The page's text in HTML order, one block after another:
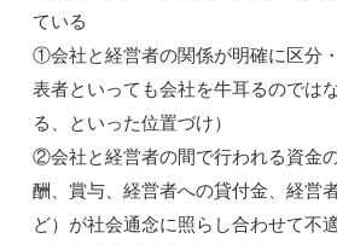
ている
①会社と経営者の関係が明確に区分
表者といっても会社を牛耳るのでは
る、といった位置づけ）
②会社と経営者の間で行われる資金
酬、賞与、経営者への貸付金、経営
ど）が社会通念に照らし合わせて不